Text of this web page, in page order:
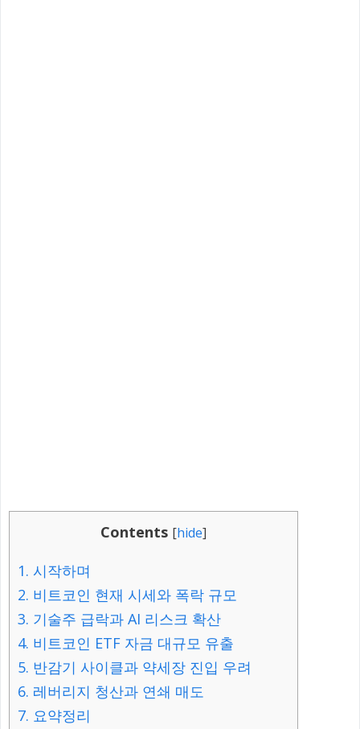
Contents [hide]
1. 시작하며
2. 비트코인 현재 시세와 폭락 규모
3. 기술주 급락과 AI 리스크 확산
4. 비트코인 ETF 자금 대규모 유출
5. 반감기 사이클과 약세장 진입 우려
6. 레버리지 청산과 연쇄 매도
7. 요약정리